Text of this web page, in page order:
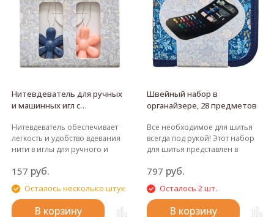
Нитевдеватель для ручных
и машинных игл с
Нитевдеватель обеспечивает
легкость и удобство вдевания
нити в иглы для ручного и
машинного шитья. Удобно
держать в руке, благодаря
пластиковой ручке. Цвет:
синий/розовый. Инструкция:
Вставьте металлическую петлю
157 руб.
Осталось несколько штук
В корзину
Швейный набор в
органайзере, 28 предметов
Все необходимое для шитья
всегда под рукой! Этот набор
для шитья представлен в
удобном хлопковом чехле с
красивым винтажным принтом
на молнии и включает в себя
основные инструменты и
расходные материалы:
797 руб.
Осталось 2 шт.
В корзину